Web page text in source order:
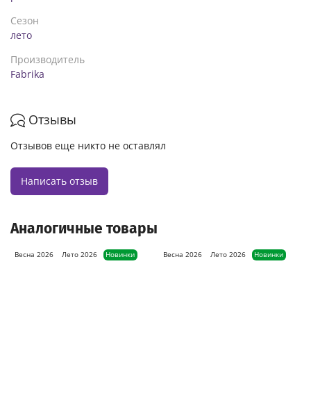
Сезон
лето
Производитель
Fabrika
Отзывы
Отзывов еще никто не оставлял
Написать отзыв
Аналогичные товары
Весна 2026 Лето 2026 Новинки Весна 2026 Лето 2026 Новинки